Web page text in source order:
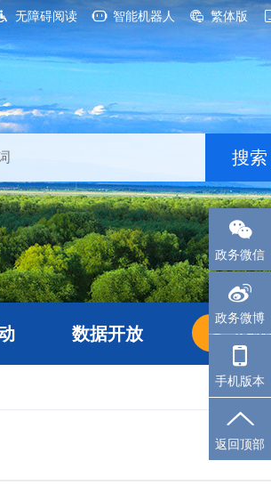
无障碍阅读 智能机器人 繁体版
数据开放 长者
政务微信
政务微博
手机版本
返回顶部